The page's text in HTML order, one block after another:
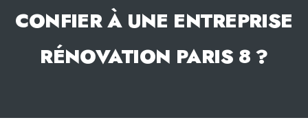
CONFIER À UNE ENTREPRISE
RÉNOVATION PARIS 8 ?